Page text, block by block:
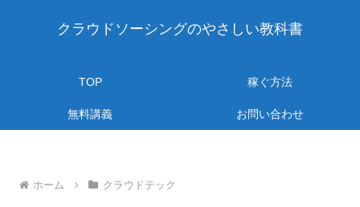
クラウドソーシングのやさしい教科書
TOP 稼ぐ方法
無料講義 お問い合わせ
ホーム クラウドテック